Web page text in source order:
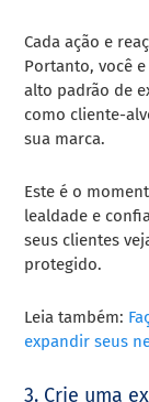
Cada ação e
Portanto, você
alto padrão de
como cliente-
sua marca.
Este é o
lealdade e
seus clientes
protegido.
Leia também:
expandir seus
3. Crie uma